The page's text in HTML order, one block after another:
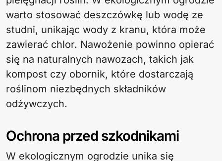
warto stosować deszczówkę lub wodę ze
studni, unikając wody z kranu, która może
zawierać chlor. Nawożenie powinno opierać
się na naturalnych nawozach, takich jak
kompost czy obornik, które dostarczają
roślinom niezbędnych składników
odżywczych.
Ochrona przed szkodnikami
W ekologicznym ogrodzie unika się